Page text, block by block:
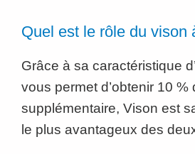
Quel est le rôle du vison
Grâce à sa caractéristique
vous permet d’obtenir 10 %
supplémentaire, Vison est
le plus avantageux des